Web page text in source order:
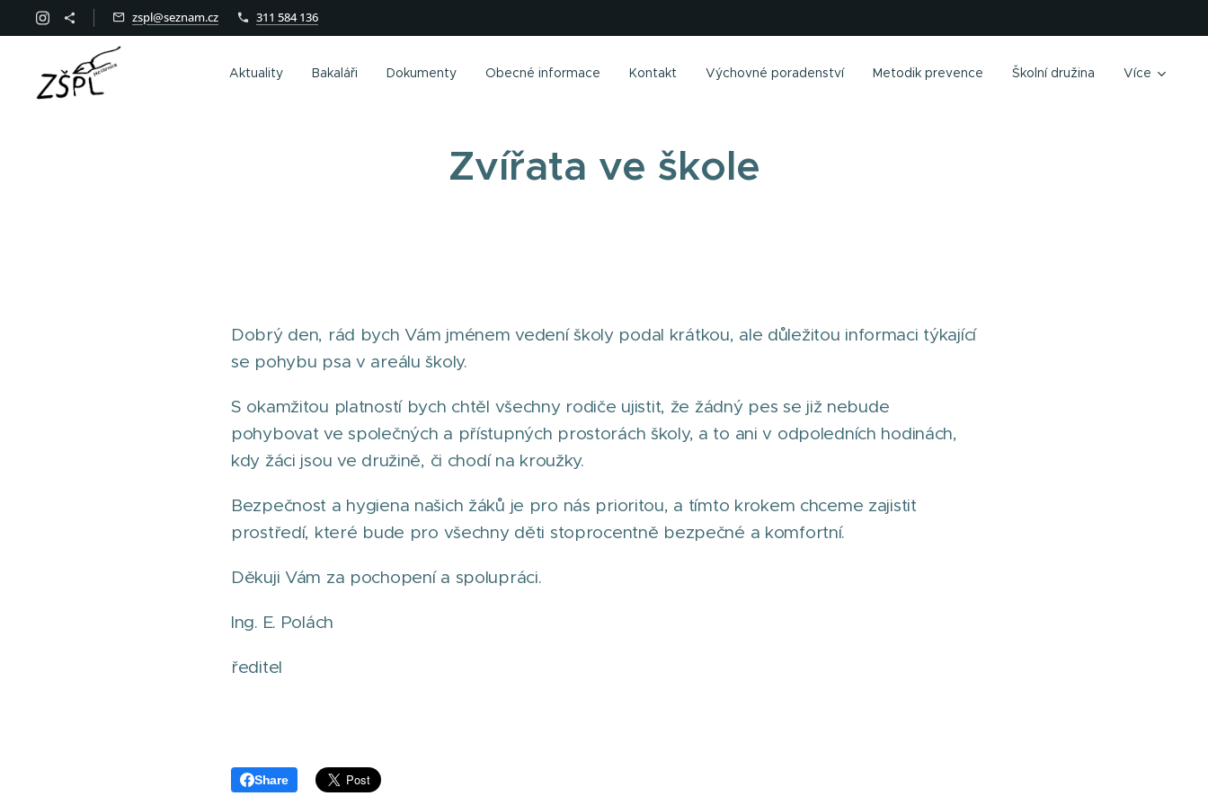
zspl@seznam.cz 311 584 136
Aktuality Bakaláři Dokumenty Obecné informace Kontakt Výchovné poradenství Metodik prevence Školní družina Více
Zvířata ve škole
Dobrý den, rád bych Vám jménem vedení školy podal krátkou, ale důležitou informaci týkající
se pohybu psa v areálu školy.
S okamžitou platností bych chtěl všechny rodiče ujistit, že žádný pes se již nebude
pohybovat ve společných a přístupných prostorách školy, a to ani v odpoledních hodinách,
kdy žáci jsou ve družině, či chodí na kroužky.
Bezpečnost a hygiena našich žáků je pro nás prioritou, a tímto krokem chceme zajistit
prostředí, které bude pro všechny děti stoprocentně bezpečné a komfortní.
Děkuji Vám za pochopení a spolupráci.
Ing. E. Polách
ředitel
Share